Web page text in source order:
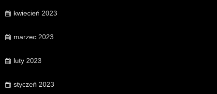
kwiecień 2023
marzec 2023
luty 2023
styczeń 2023